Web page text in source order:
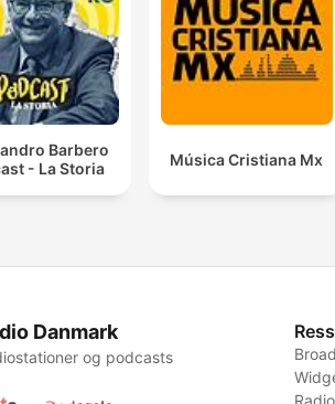
Barbero
- La Storia
Música Cristiana Mx
Danmark
og podcasts